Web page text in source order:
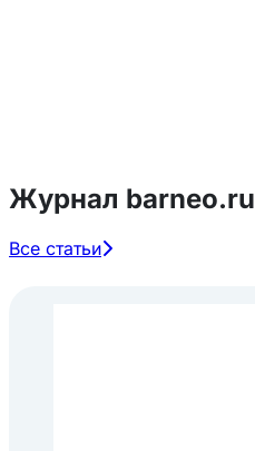
Журнал barneo.ru
Все статьи